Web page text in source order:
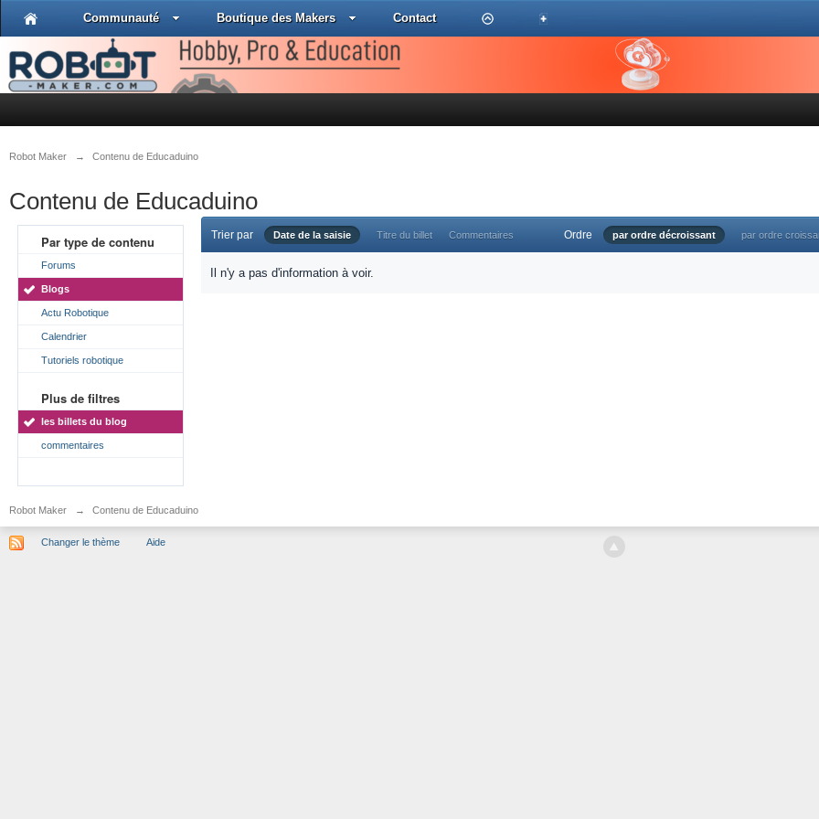
Communauté Boutique des Makers Contact
Robot Maker → Contenu de Educaduino
Contenu de Educaduino
Par type de contenu
Forums
Blogs
Actu Robotique
Calendrier
Tutoriels robotique
Plus de filtres
les billets du blog
commentaires
Trier par Date de la saisie Titre du billet Commentaires Ordre par ordre décroissant par ordre
Il n'y a pas d'information à voir.
Robot Maker → Contenu de Educaduino
Changer le thème Aide